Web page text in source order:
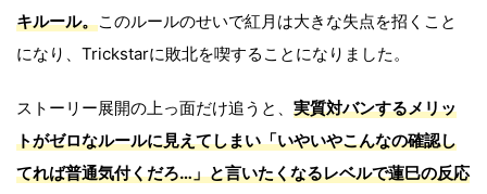
キルール。このルールのせいで紅月は大きな失点を招くこと
になり、Trickstarに敗北を喫することになりました。
ストーリー展開の上っ面だけ追うと、 実質対バンするメリッ
トがゼロなルールに見えてしまい「いやいやこんなの確認し
てれば普通気付くだろ…」と言いたくなるレベルで蓮巳の反応